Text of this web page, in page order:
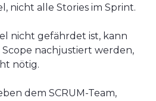
nicht alle Stories im Sprint.
nicht gefährdet ist, kann
nachjustiert werden,
nötig.
dem SCRUM-Team,